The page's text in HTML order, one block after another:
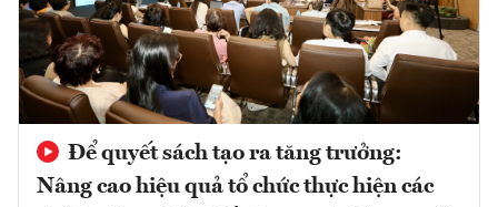
Để quyết sách tạo ra tăng trưởng:
Nâng cao hiệu quả tổ chức thực hiện các